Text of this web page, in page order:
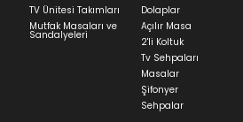
TV Ünitesi Takımları
Mutfak Masaları ve
Sandalyeleri
Dolaplar
Açılır Masa
2'li Koltuk
Tv Sehpaları
Masalar
Şifonyer
Sehpalar